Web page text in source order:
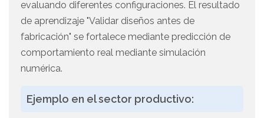
evaluando diferentes configuraciones. El resultado
de aprendizaje "Validar diseños antes de
fabricación" se fortalece mediante predicción de
comportamiento real mediante simulación
numérica.
Ejemplo en el sector productivo: